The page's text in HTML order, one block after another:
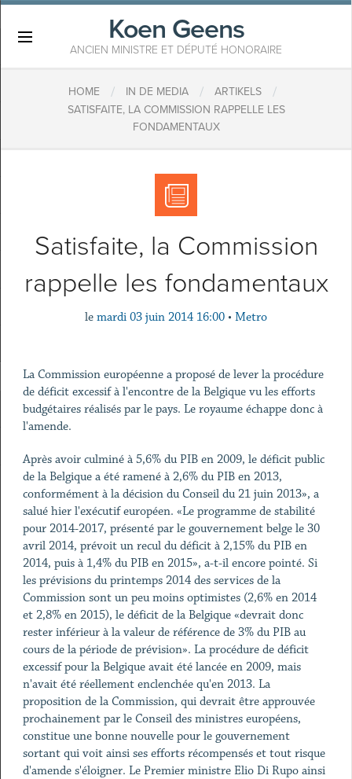
Koen Geens
ANCIEN MINISTRE ET DÉPUTÉ HONORAIRE
HOME / IN DE MEDIA / ARTIKELS /
SATISFAITE, LA COMMISSION RAPPELLE LES
FONDAMENTAUX
Satisfaite, la Commission
rappelle les fondamentaux
le mardi 03 juin 2014 16:00 • Metro
La Commission européenne a proposé de lever la procédure
de déficit excessif à l'encontre de la Belgique vu les efforts
budgétaires réalisés par le pays. Le royaume échappe donc à
l'amende.
Après avoir culminé à 5,6% du PIB en 2009, le déficit public
de la Belgique a été ramené à 2,6% du PIB en 2013,
conformément à la décision du Conseil du 21 juin 2013», a
salué hier l'exécutif européen. «Le programme de stabilité
pour 2014-2017, présenté par le gouvernement belge le 30
avril 2014, prévoit un recul du déficit à 2,15% du PIB en
2014, puis à 1,4% du PIB en 2015», a-t-il encore pointé. Si
les prévisions du printemps 2014 des services de la
Commission sont un peu moins optimistes (2,6% en 2014
et 2,8% en 2015), le déficit de la Belgique «devrait donc
rester inférieur à la valeur de référence de 3% du PIB au
cours de la période de prévision». La procédure de déficit
excessif pour la Belgique avait été lancée en 2009, mais
n'avait été réellement enclenchée qu'en 2013. La
proposition de la Commission, qui devrait être approuvée
prochainement par le Conseil des ministres européens,
constitue une bonne nouvelle pour le gouvernement
sortant qui voit ainsi ses efforts récompensés et tout risque
d'amende s'éloigner. Le Premier ministre Elio Di Rupo ainsi